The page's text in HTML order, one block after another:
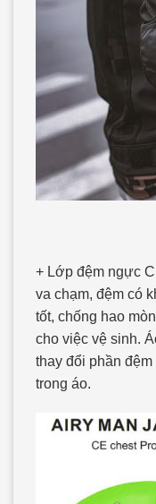
+ Lớp đệm ngực
va chạm, đệm có
tốt, chống hao
cho việc vệ sinh.
thay đổi phần
trong áo.